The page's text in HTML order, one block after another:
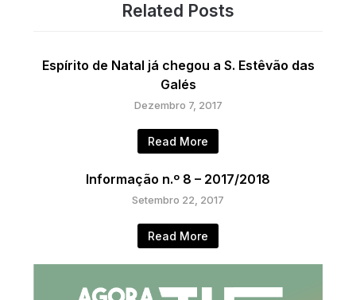
Related Posts
Espírito de Natal já chegou a S. Estêvão das
Galés
Dezembro 7, 2017
Read More
Informação n.º 8 – 2017/2018
Setembro 22, 2017
Read More